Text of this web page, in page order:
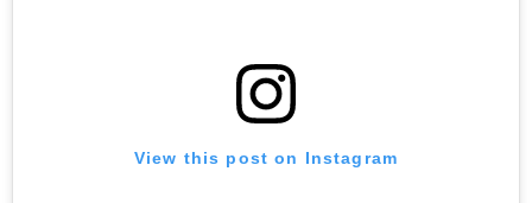
View this post on Instagram